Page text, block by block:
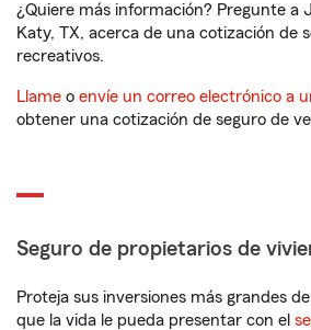
¿Quiere más información? Pregunte a
Katy, TX, acerca de una cotización de
recreativos.
Llame o envíe un correo electrónico a
obtener una cotización de seguro de
Seguro de propietarios de
Proteja sus inversiones más grandes
que la vida le pueda presentar con el